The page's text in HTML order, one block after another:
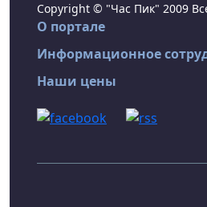
Copyright © "Час Пик" 2009
О портале
Информационное
Наши цены